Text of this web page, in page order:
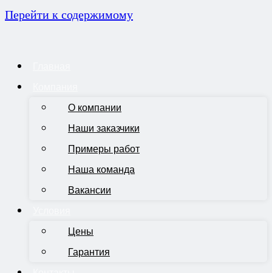
Перейти к содержимому
О компании
Наши заказчики
Примеры работ
Наша команда
Вакансии
Цены
Гарантия